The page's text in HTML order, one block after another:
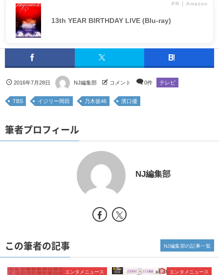
PR │ Amazon
13th YEAR BIRTHDAY LIVE (Blu-ray)
2016年7月28日 NJ編集部 コメント 0件 テレビ
TBS イジリー岡田 乃木坂46 濱口優
筆者プロフィール
NJ編集部
この筆者の記事
エンタメニュース エンタメニュース
NJ編集部の記事一覧